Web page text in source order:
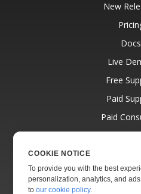
New
Docs
Live
Free
Paid
Paid
Blog
COOKIE NOTICE
To provide you with the best
personalization, analytics, and
toour cookie policy.